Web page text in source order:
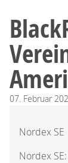
07. Februar
Nordex SE
Nordex